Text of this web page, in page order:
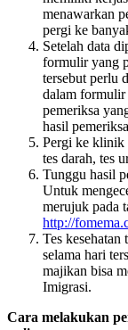
menawarkan
pergi ke
Setelah data
formulir yang
tersebut perlu
dalam formulir
pemeriksa
hasil
Pergi ke klinik
tes darah, tes
Tunggu hasil
Untuk
merujuk pada
http://
Tes
selama hari
majikan bisa
Imigrasi.
Cara melakukan